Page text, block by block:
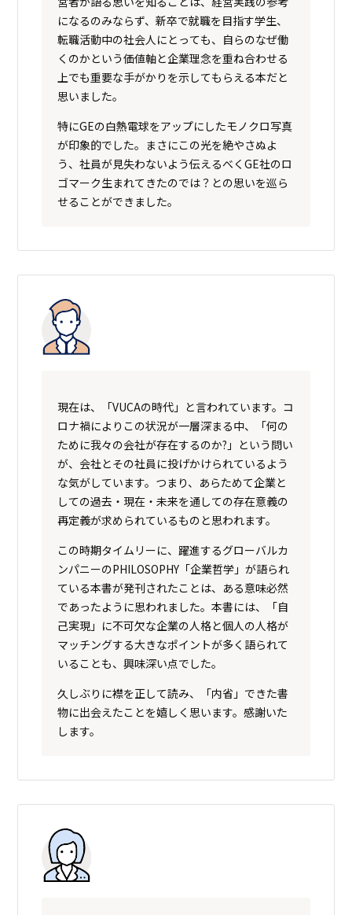
になるのみならず、新卒で就職を目指す学生、
転職活動中の社会人にとっても、自らのなぜ働
くのかという価値軸と企業理念を重ね合わせる
上でも重要な手がかりを示してもらえる本だと
思いました。
特にGEの白熱電球をアップにしたモノクロ写真
が印象的でした。まさにこの光を絶やさぬよ
う、社員が見失わないよう伝えるべくGE社のロ
ゴマーク生まれてきたのでは？との思いを巡ら
せることができました。
現在は、「VUCAの時代」と言われています。コ
ロナ禍によりこの状況が一層深まる中、「何の
ために我々の会社が存在するのか?」という問い
が、会社とその社員に投げかけられているよう
な気がしています。つまり、あらためて企業と
しての過去・現在・未来を通しての存在意義の
再定義が求められているものと思われます。
この時期タイムリーに、躍進するグローバルカ
ンパニーのPHILOSOPHY「企業哲学」が語られ
ている本書が発刊されたことは、ある意味必然
であったように思われました。本書には、「自
己実現」に不可欠な企業の人格と個人の人格が
マッチングする大きなポイントが多く語られて
いることも、興味深い点でした。
久しぶりに襟を正して読み、「内省」できた書
物に出会えたことを嬉しく思います。感謝いた
します。